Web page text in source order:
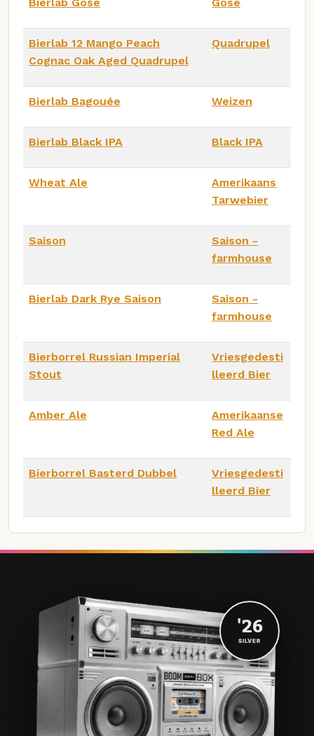
Bierlab 12 Mango Peach
Cognac Oak Aged Quadrupel
Quadrupel
Bierlab Bagouée Weizen
Bierlab Black IPA Black IPA
Wheat Ale
Amerikaans
Tarwebier
Saison
Saison -
farmhouse
Bierlab Dark Rye Saison
Saison -
farmhouse
Bierborrel Russian Imperial
Stout
Vriesgedesti
lleerd Bier
Amber Ale
Amerikaanse
Red Ale
Bierborrel Basterd Dubbel
Vriesgedesti
lleerd Bier
'26
SILVER